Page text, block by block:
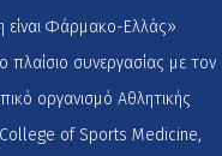
είναι Φάρμακο-Ελλάς»
πλαίσιο συνεργασίας με τον
οργανισμό Αθλητικής
College of Sports Medicine,